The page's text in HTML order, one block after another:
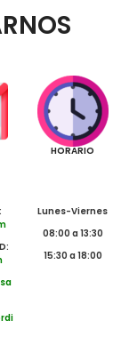
HORARIO
Lunes-Viernes
08:00 a 13:30
15:30 a 18:00